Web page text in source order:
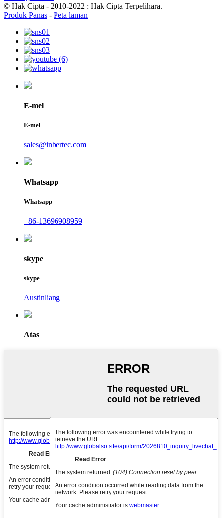
© Hak Cipta - 2010-2022 : Hak Cipta Terpelihara.
Produk Panas - Peta laman
E-mel
E-mel
sales@inbertec.com
Whatsapp
Whatsapp
+86-13696908959
skype
skype
Austinliang
Atas